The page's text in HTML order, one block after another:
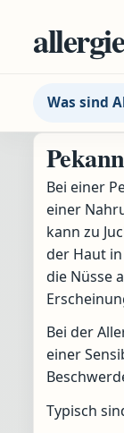
Was sind
Bei einer
einer
kann zu
der Haut
die Nüsse
Bei der
einer
Typisch